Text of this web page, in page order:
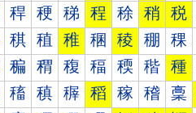
稈 稉 稊 程 稌 稍 税
稘 稙 稚 稛 稜 稝 稞
稨 稩 稪 稫 稬 稭 種
稸 稹 稺 稻 稼 稽 稾